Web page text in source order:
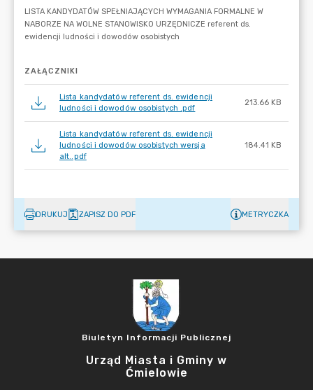
ZAŁĄCZNIKI
Lista kandydatów referent ds. ewidencji
ludności i dowodów osobistych .pdf
213.66 KB
Lista kandydatów referent ds. ewidencji
ludności i dowodów osobistych wersja
alt..pdf
184.41 KB
DRUKUJ ZAPISZ DO PDF METRYCZKA
Biuletyn Informacji Publicznej
Urząd Miasta i Gminy w
Ćmielowie